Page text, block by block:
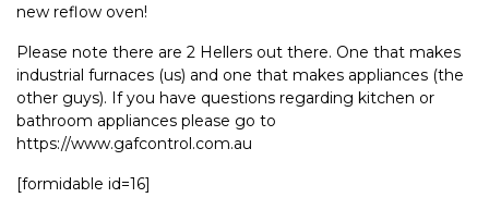
new reflow oven!
Please note there are 2 Hellers out there. One that makes
industrial furnaces (us) and one that makes appliances (the
other guys). If you have questions regarding kitchen or
bathroom appliances please go to
https://www.gafcontrol.com.au
[formidable id=16]